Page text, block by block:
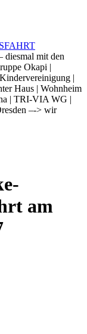
diesmal mit den
Okapi |
|
Haus | Wohnheim
| TRI-VIA WG |
–-> wir
am